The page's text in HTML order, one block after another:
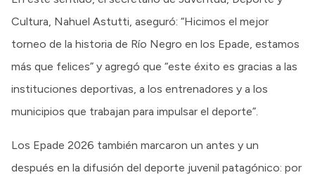
Cultura, Nahuel Astutti, aseguró: “Hicimos el mejor
torneo de la historia de Río Negro en los Epade, estamos
más que felices” y agregó que “este éxito es gracias a las
instituciones deportivas, a los entrenadores y a los
municipios que trabajan para impulsar el deporte”.
Los Epade 2026 también marcaron un antes y un
después en la difusión del deporte juvenil patagónico: por